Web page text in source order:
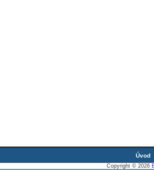
Úvod
Copyright © 2026